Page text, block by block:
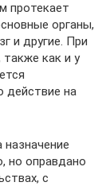
протекает
органы,
и другие. При
как и у
действие на
но оправдано
с